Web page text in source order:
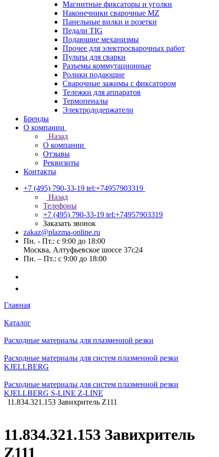
Магнитные фиксаторы и уголки
Наконечники сварочные MZ
Панельные вилки и розетки
Педали TIG
Подающие механизмы
Прочее для электросварочных работ
Пульты для сварки
Разъемы коммутационные
Ролики подающие
Сварочные зажимы с фиксатором
Тележки для аппаратов
Термопеналы
Электрододержатели
Бренды
О компании
Назад
О компании
Отзывы
Реквизиты
Контакты
+7 (495) 790-33-19 tel:+74957903319
Назад
Телефоны
+7 (495) 790-33-19 tel:+74957903319
Заказать звонок
zakaz@plazma-online.ru
Пн. - Пт.: с 9:00 до 18:00
Москва, Алтуфьевское шоссе 37с24
Пн. – Пт.: с 9:00 до 18:00
Главная
Каталог
Расходные материалы для плазменной резки
Расходные материалы для систем плазменной резки
KJELLBERG
Расходные материалы для систем плазменной резки
KJELLBERG S-LINE Z-LINE
11.834.321.153 Завихритель Z111
11.834.321.153 Завихритель
Z111